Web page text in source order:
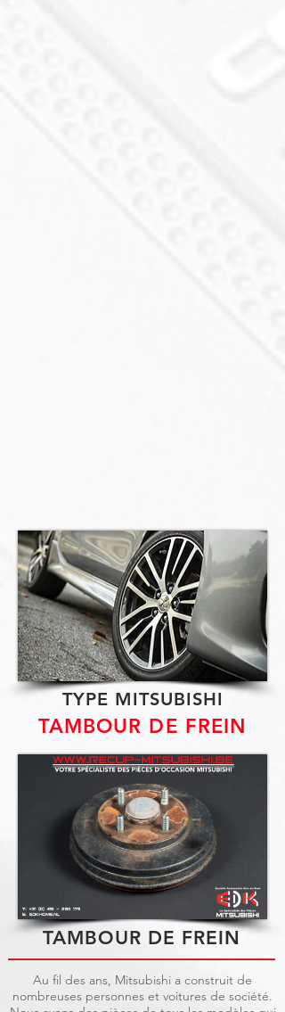
TYPE MITSUBISHI
TAMBOUR DE FREIN
TAMBOUR DE FREIN
Au fil des ans, Mitsubishi a construit de
nombreuses personnes et voitures de société.